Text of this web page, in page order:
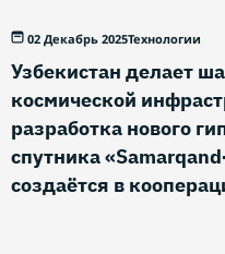
02 Декабрь 2025Технологии
Узбекистан делает
космической
разработка нового
спутника
создаётся в